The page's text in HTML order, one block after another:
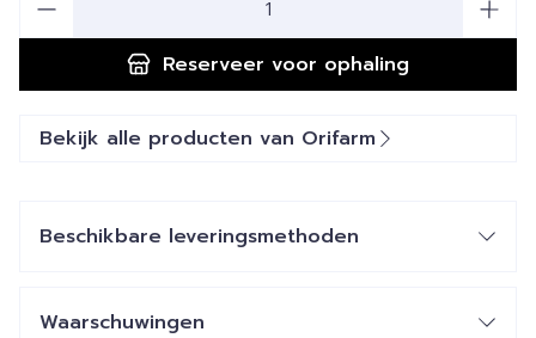
Reserveer voor ophaling
Bekijk alle producten van Orifarm
Beschikbare leveringsmethoden
Waarschuwingen